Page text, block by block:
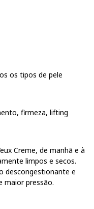
os tipos de pele
firmeza, lifting
Creme, de manhã e à
limpos e secos.
descongestionante e
maior pressão.